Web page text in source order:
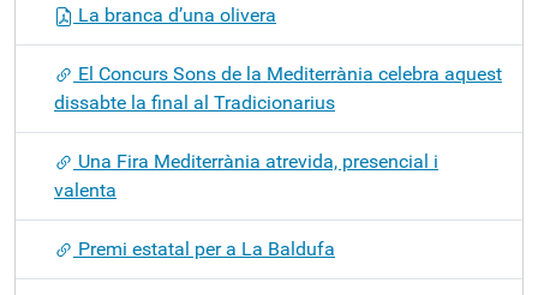
La branca d’una olivera
El Concurs Sons de la Mediterrània celebra aquest
dissabte la final al Tradicionarius
Una Fira Mediterrània atrevida, presencial i
valenta
Premi estatal per a La Baldufa